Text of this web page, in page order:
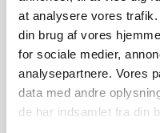
at analysere vores
din brug af vores
for sociale medier,
analysepartnere. Vores
data med andre
de har indsamlet fra din